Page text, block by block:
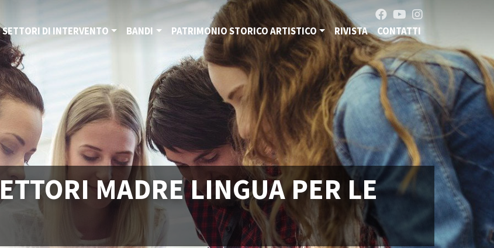
SETTORI DI INTERVENTO BANDI PATRIMONIO STORICO ARTISTICO RIVISTA CONTATTI
MADRE LINGUA PER LE